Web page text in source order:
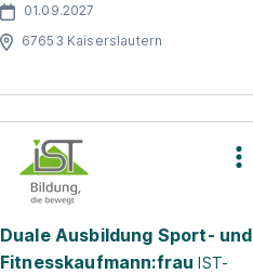
01.09.2027
67653 Kaiserslautern
Duale Ausbildung Sport- und
Fitnesskaufmann:frau IST-